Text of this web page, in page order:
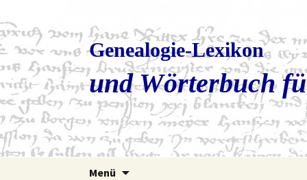
Genealogie-Lexikon
und Wörterbuch
Menü